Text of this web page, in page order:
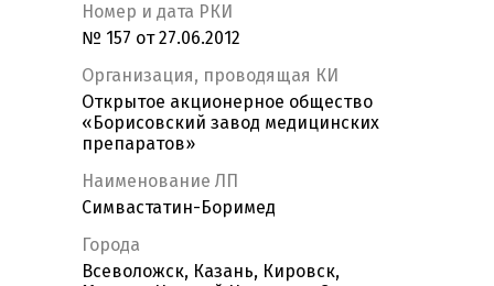
Номер и дата РКИ
№ 157 от 27.06.2012
Организация, проводящая КИ
Открытое акционерное общество
«Борисовский завод медицинских
препаратов»
Наименование ЛП
Симвастатин-Боримед
Города
Всеволожск, Казань, Кировск,